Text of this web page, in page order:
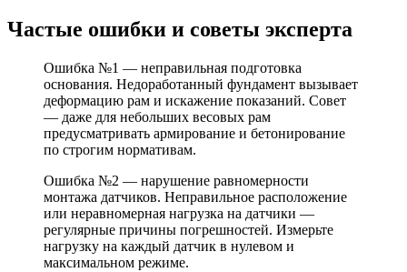
Частые ошибки и советы эксперта
Ошибка №1 — неправильная подготовка
основания. Недоработанный фундамент вызывает
деформацию рам и искажение показаний. Совет
— даже для небольших весовых рам
предусматривать армирование и бетонирование
по строгим нормативам.
Ошибка №2 — нарушение равномерности
монтажа датчиков. Неправильное расположение
или неравномерная нагрузка на датчики —
регулярные причины погрешностей. Измерьте
нагрузку на каждый датчик в нулевом и
максимальном режиме.